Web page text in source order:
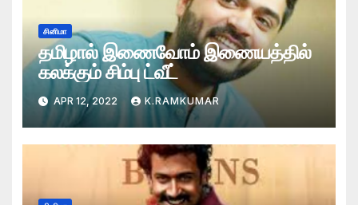
சினிமா
தமிழால் இணைவோம் இணையத்தில்
கலக்கும் சிம்பு ட்வீட்
APR 12, 2022 K.RAMKUMAR